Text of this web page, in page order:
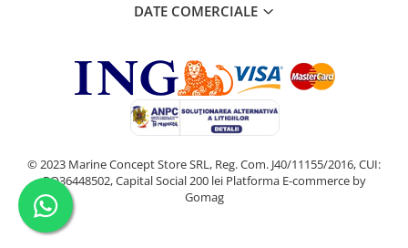
DATE COMERCIALE
© 2023 Marine Concept Store SRL, Reg. Com. J40/11155/2016, CUI:
RO36448502, Capital Social 200 lei Platforma E-commerce by
Gomag